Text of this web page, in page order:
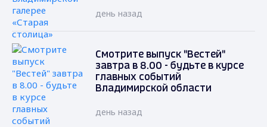
день назад
Смотрите выпуск "Вестей"
завтра в 8.00 - будьте в курсе
главных событий
Владимирской области
день назад